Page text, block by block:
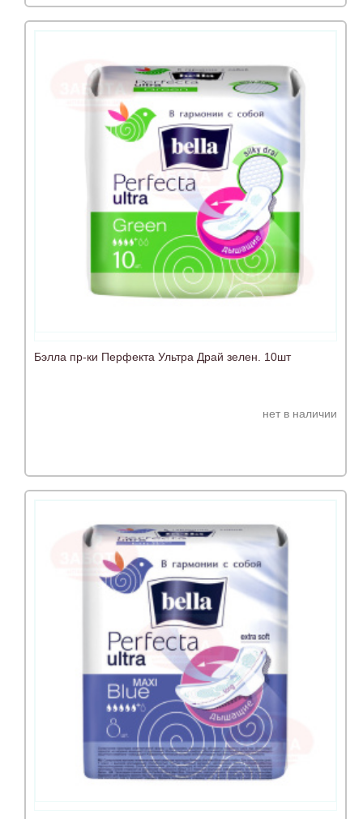
Бэлла пр-ки Перфекта Ультра Драй зелен. 10шт
нет в наличии